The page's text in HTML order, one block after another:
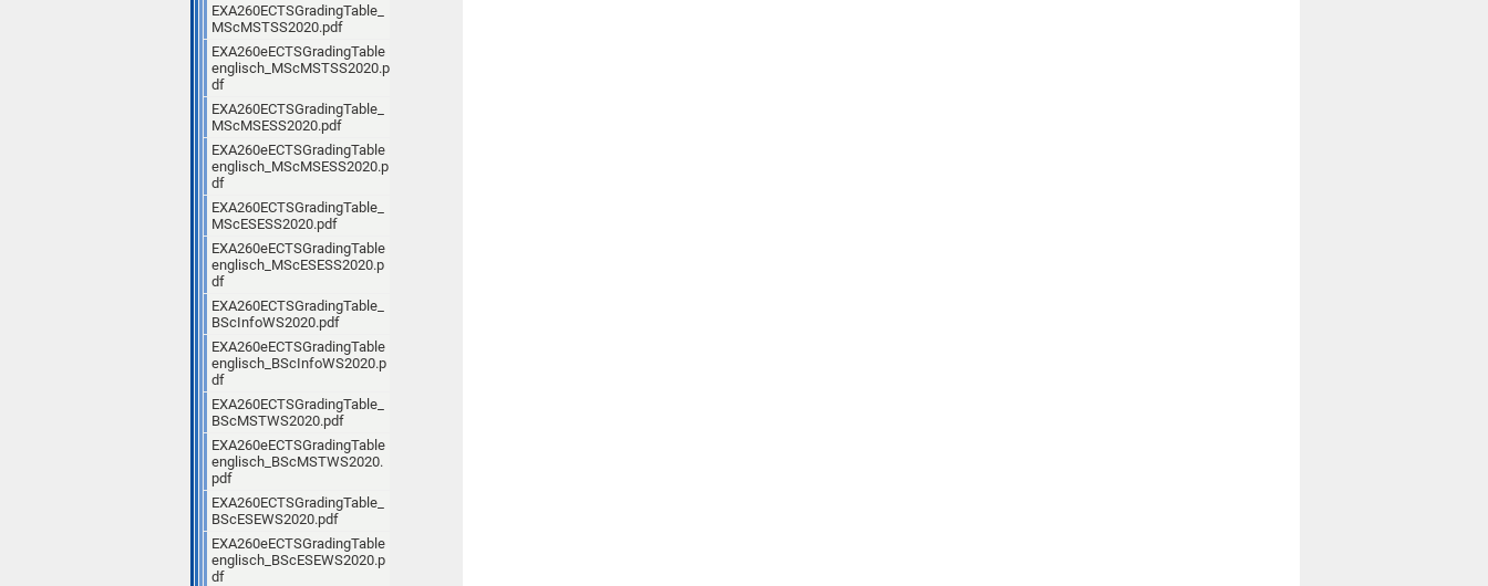
EXA260ECTSGradingTable_
MScMSTSS2020.pdf
EXA260eECTSGradingTable
englisch_MScMSTSS2020.p
df
EXA260ECTSGradingTable_
MScMSESS2020.pdf
EXA260eECTSGradingTable
englisch_MScMSESS2020.p
df
EXA260ECTSGradingTable_
MScESESS2020.pdf
EXA260eECTSGradingTable
englisch_MScESESS2020.p
df
EXA260ECTSGradingTable_
BScInfoWS2020.pdf
EXA260eECTSGradingTable
englisch_BScInfoWS2020.p
df
EXA260ECTSGradingTable_
BScMSTWS2020.pdf
EXA260eECTSGradingTable
englisch_BScMSTWS2020.
pdf
EXA260ECTSGradingTable_
BScESEWS2020.pdf
EXA260eECTSGradingTable
englisch_BScESEWS2020.p
df